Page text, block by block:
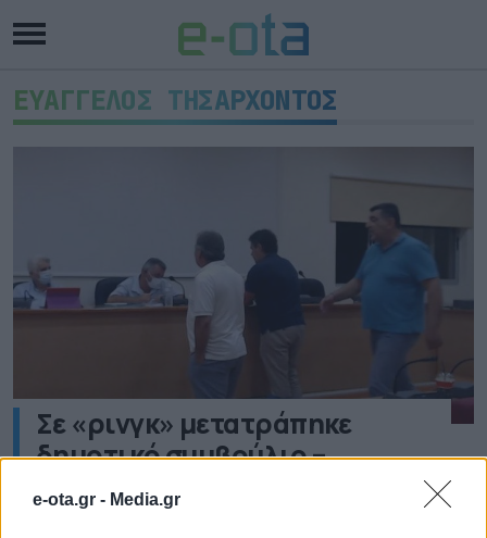
e-ota.gr - Media.gr
ΕΥΑΓΓΕΛΟΣ ΤΗΣΑΡΧΟΝΤΟΣ
Σε «ρινγκ» μετατράπηκε
δημοτικό συμβούλιο –
Απίστευτες εικόνες με ξύλο και
«γαλλικά» (βίντεο)